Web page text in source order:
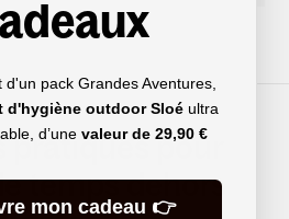
pratiques pour
temps dehors
pack Grandes Aventures,
d'hygiène outdoor Sloé ultra
d’une valeur de 29,90 €
mon cadeau 👉